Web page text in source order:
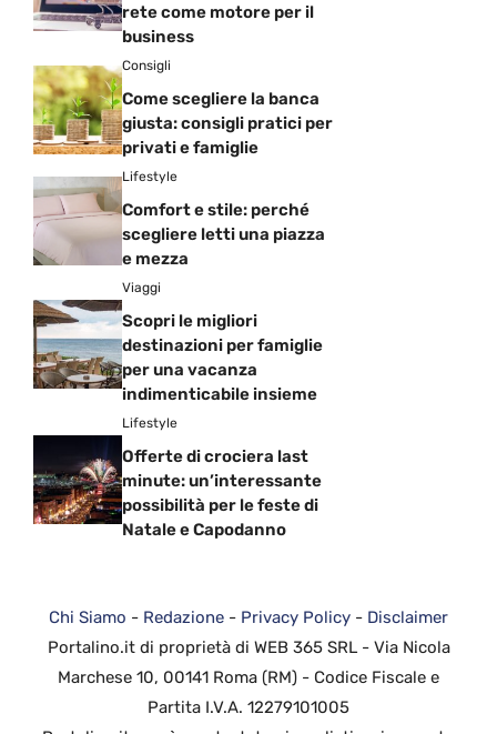
rete come motore per il
business
Consigli
Come scegliere la banca
giusta: consigli pratici per
privati e famiglie
Lifestyle
Comfort e stile: perché
scegliere letti una piazza
e mezza
Viaggi
Scopri le migliori
destinazioni per famiglie
per una vacanza
indimenticabile insieme
Lifestyle
Offerte di crociera last
minute: un’interessante
possibilità per le feste di
Natale e Capodanno
Chi Siamo - Redazione - Privacy Policy - Disclaimer
Portalino.it di proprietà di WEB 365 SRL - Via Nicola
Marchese 10, 00141 Roma (RM) - Codice Fiscale e
Partita I.V.A. 12279101005